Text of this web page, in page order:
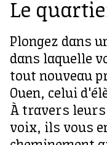
Le
Plongez dans
dans laquelle
tout nouveau
Ouen, celui
À travers
voix, ils vous